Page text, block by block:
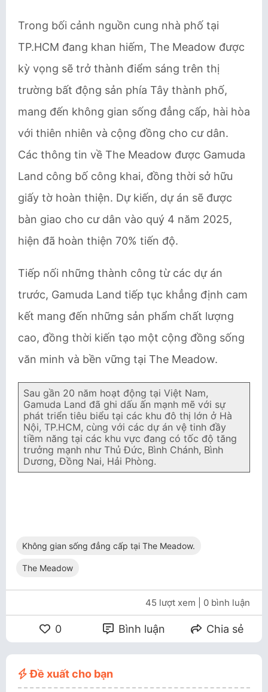
Trong bối cảnh nguồn cung nhà phố tại
TP.HCM đang khan hiếm, The Meadow được
kỳ vọng sẽ trở thành điểm sáng trên thị
trường bất động sản phía Tây thành phố,
mang đến không gian sống đẳng cấp, hài hòa
với thiên nhiên và cộng đồng cho cư dân.
Các thông tin về The Meadow được Gamuda
Land công bố công khai, đồng thời sở hữu
giấy tờ hoàn thiện. Dự kiến, dự án sẽ được
bàn giao cho cư dân vào quý 4 năm 2025,
hiện đã hoàn thiện 70% tiến độ.
Tiếp nối những thành công từ các dự án
trước, Gamuda Land tiếp tục khẳng định cam
kết mang đến những sản phẩm chất lượng
cao, đồng thời kiến tạo một cộng đồng sống
văn minh và bền vững tại The Meadow.
Sau gần 20 năm hoạt động tại Việt Nam,
Gamuda Land đã ghi dấu ấn mạnh mẽ với sự
phát triển tiêu biểu tại các khu đô thị lớn ở Hà
Nội, TP.HCM, cùng với các dự án vệ tinh đầy
tiềm năng tại các khu vực đang có tốc độ tăng
trưởng mạnh như Thủ Đức, Bình Chánh, Bình
Dương, Đồng Nai, Hải Phòng.
Không gian sống đẳng cấp tại The Meadow.
The Meadow
45 lượt xem | 0 bình luận
0 Bình luận Chia sẻ
Đề xuất cho bạn